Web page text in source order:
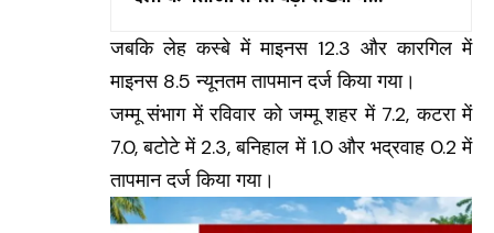
जबकि लेह कस्बे में माइनस 12.3 और कारगिल में
माइनस 8.5 न्यूनतम तापमान दर्ज किया गया।
जम्मू संभाग में रविवार को जम्मू शहर में 7.2, कटरा में
7.0, बटोटे में 2.3, बनिहाल में 1.0 और भद्रवाह 0.2 में
तापमान दर्ज किया गया।